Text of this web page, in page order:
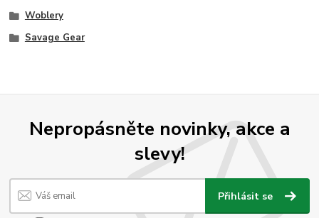
Woblery
Savage Gear
Nepropásněte novinky, akce a
slevy!
Přihlásit se